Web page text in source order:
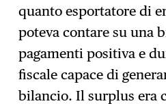
quanto esportatore di
poteva contare su una
pagamenti positiva e
fiscale capace di
bilancio. Il surplus era